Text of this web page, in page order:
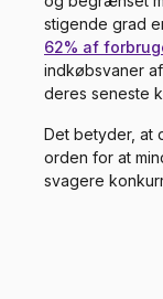
stigende grad
62% af
indkøbsvaner
deres seneste
Det betyder, at
orden for at
svagere